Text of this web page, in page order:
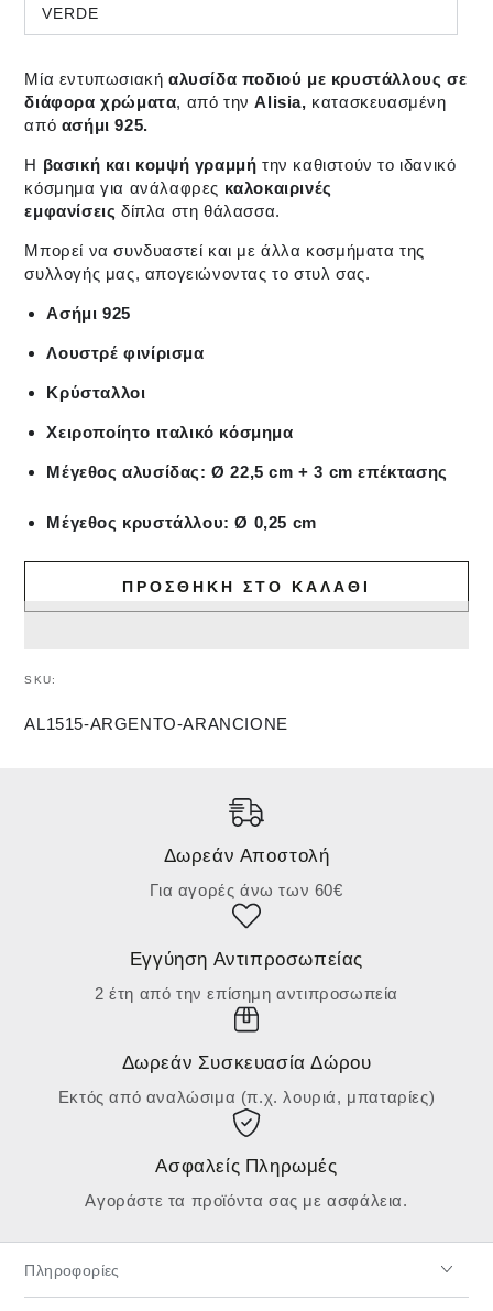
VERDE
Μία εντυπωσιακή αλυσίδα ποδιού με κρυστάλλους σε
διάφορα χρώματα, από την Alisia, κατασκευασμένη
από ασήμι 925.
Η βασική και κομψή γραμμή την καθιστούν το ιδανικό
κόσμημα για ανάλαφρες καλοκαιρινές
εμφανίσεις δίπλα στη θάλασσα.
Μπορεί να συνδυαστεί και με άλλα κοσμήματα της
συλλογής μας, απογειώνοντας το στυλ σας.
Ασήμι 925
Λουστρέ φινίρισμα
Κρύσταλλοι
Χειροποίητο ιταλικό κόσμημα
Μέγεθος αλυσίδας: Ø 22,5 cm + 3 cm επέκτασης
Μέγεθος κρυστάλλου: Ø 0,25 cm
ΠΡΟΣΘΉΚΗ ΣΤΟ ΚΑΛΆΘΙ
SKU:
AL1515-ARGENTO-ARANCIONE
Δωρεάν Αποστολή
Για αγορές άνω των 60€
Εγγύηση Αντιπροσωπείας
2 έτη από την επίσημη αντιπροσωπεία
Δωρεάν Συσκευασία Δώρου
Εκτός από αναλώσιμα (π.χ. λουριά, μπαταρίες)
Ασφαλείς Πληρωμές
Αγοράστε τα προϊόντα σας με ασφάλεια.
Πληροφορίες